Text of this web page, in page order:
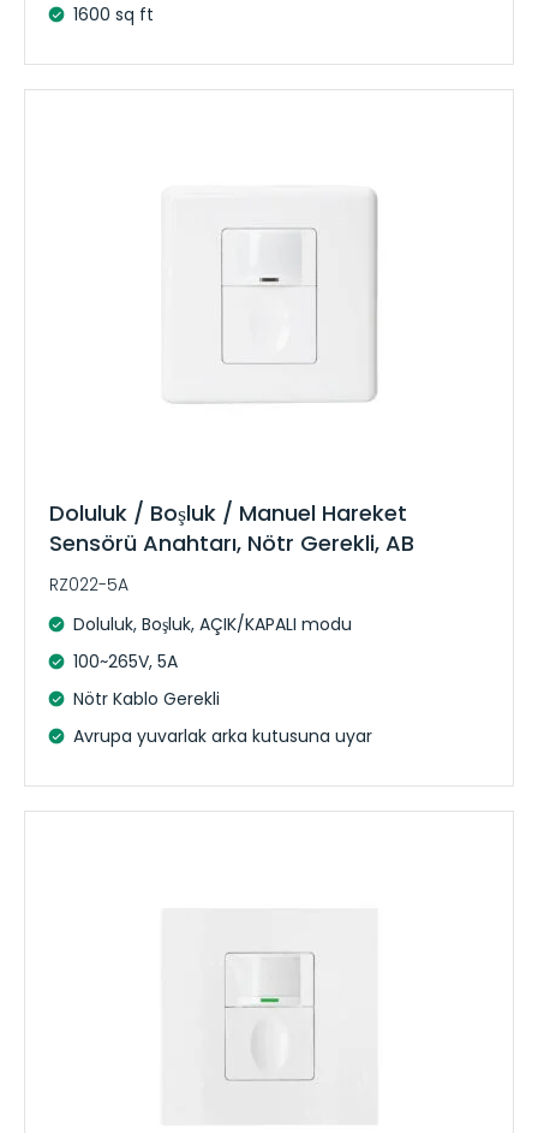
1600 sq ft
Doluluk / Boşluk / Manuel Hareket
Sensörü Anahtarı, Nötr Gerekli, AB
RZ022-5A
Doluluk, Boşluk, AÇIK/KAPALI modu
100~265V, 5A
Nötr Kablo Gerekli
Avrupa yuvarlak arka kutusuna uyar